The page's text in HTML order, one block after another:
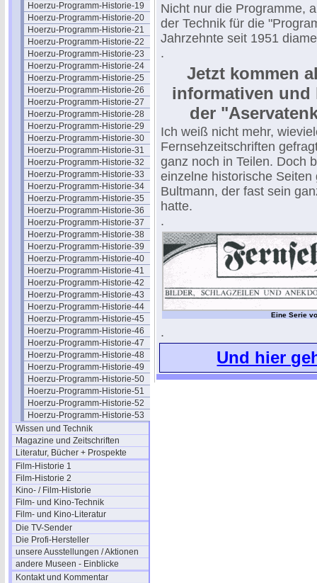
Hoerzu-Programm-Historie-19
Hoerzu-Programm-Historie-20
Hoerzu-Programm-Historie-21
Hoerzu-Programm-Historie-22
Hoerzu-Programm-Historie-23
Hoerzu-Programm-Historie-24
Hoerzu-Programm-Historie-25
Hoerzu-Programm-Historie-26
Hoerzu-Programm-Historie-27
Hoerzu-Programm-Historie-28
Hoerzu-Programm-Historie-29
Hoerzu-Programm-Historie-30
Hoerzu-Programm-Historie-31
Hoerzu-Programm-Historie-32
Hoerzu-Programm-Historie-33
Hoerzu-Programm-Historie-34
Hoerzu-Programm-Historie-35
Hoerzu-Programm-Historie-36
Hoerzu-Programm-Historie-37
Hoerzu-Programm-Historie-38
Hoerzu-Programm-Historie-39
Hoerzu-Programm-Historie-40
Hoerzu-Programm-Historie-41
Hoerzu-Programm-Historie-42
Hoerzu-Programm-Historie-43
Hoerzu-Programm-Historie-44
Hoerzu-Programm-Historie-45
Hoerzu-Programm-Historie-46
Hoerzu-Programm-Historie-47
Hoerzu-Programm-Historie-48
Hoerzu-Programm-Historie-49
Hoerzu-Programm-Historie-50
Hoerzu-Programm-Historie-51
Hoerzu-Programm-Historie-52
Hoerzu-Programm-Historie-53
Wissen und Technik
Magazine und Zeitschriften
Literatur, Bücher + Prospekte
Film-Historie 1
Film-Historie 2
Kino- / Film-Historie
Film- und Kino-Technik
Film- und Kino-Literatur
Die TV-Sender
Die Profi-Hersteller
unsere Ausstellungen / Aktionen
andere Museen - Einblicke
Kontakt und Kommentar
Nicht nur die Programme,
der Technik für die
Jahrzehnte seit 1951
.
Jetzt kommen
informativen und
der
Ich weiß nicht mehr,
Fernsehzeitschriften
ganz noch in Teilen. Doch
einzelne historische
Bultmann, der fast sein
hatte.
.
Eine Serie
.
Und hier